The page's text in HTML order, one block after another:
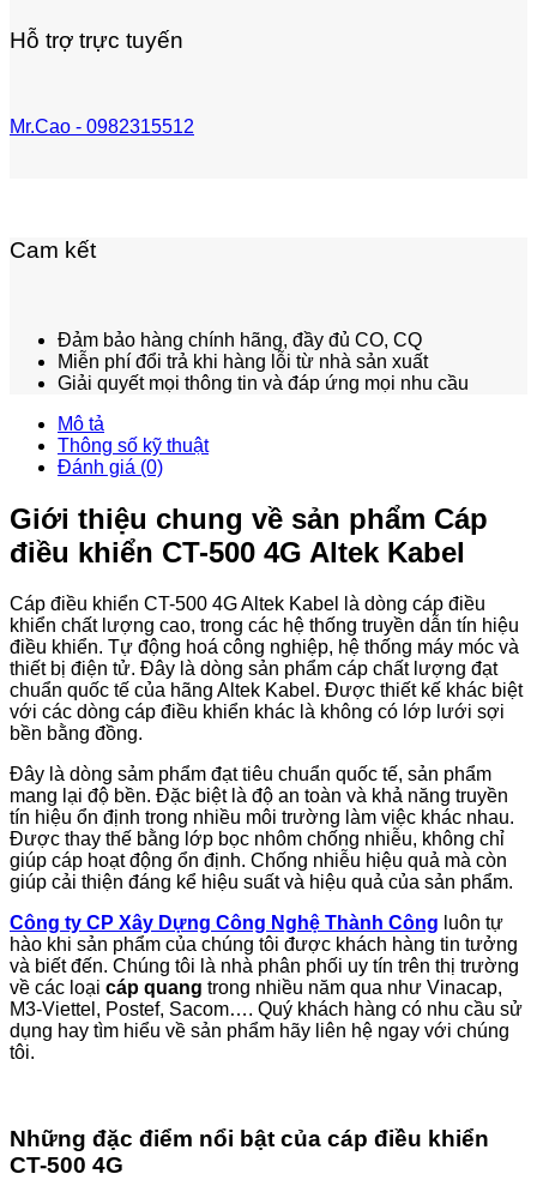
Hỗ trợ trực tuyến
Mr.Cao - 0982315512
Cam kết
Đảm bảo hàng chính hãng, đầy đủ CO, CQ
Miễn phí đổi trả khi hàng lỗi từ nhà sản xuất
Giải quyết mọi thông tin và đáp ứng mọi nhu cầu
Mô tả
Thông số kỹ thuật
Đánh giá (0)
Giới thiệu chung về sản phẩm Cáp
điều khiển CT-500 4G Altek Kabel
Cáp điều khiển CT-500 4G Altek Kabel là dòng cáp điều
khiển chất lượng cao, trong các hệ thống truyền dẫn tín hiệu
điều khiển. Tự động hoá công nghiệp, hệ thống máy móc và
thiết bị điện tử. Đây là dòng sản phẩm cáp chất lượng đạt
chuẩn quốc tế của hãng Altek Kabel. Được thiết kế khác biệt
với các dòng cáp điều khiển khác là không có lớp lưới sợi
bền bằng đồng.
Đây là dòng sảm phẩm đạt tiêu chuẩn quốc tế, sản phẩm
mang lại độ bền. Đặc biệt là độ an toàn và khả năng truyền
tín hiệu ổn định trong nhiều môi trường làm việc khác nhau.
Được thay thế bằng lớp bọc nhôm chống nhiễu, không chỉ
giúp cáp hoạt động ổn định. Chống nhiễu hiệu quả mà còn
giúp cải thiện đáng kể hiệu suất và hiệu quả của sản phẩm.
Công ty CP Xây Dựng Công Nghệ Thành Công luôn tự
hào khi sản phẩm của chúng tôi được khách hàng tin tưởng
và biết đến. Chúng tôi là nhà phân phối uy tín trên thị trường
về các loại cáp quang trong nhiều năm qua như Vinacap,
M3-Viettel, Postef, Sacom…. Quý khách hàng có nhu cầu sử
dụng hay tìm hiểu về sản phẩm hãy liên hệ ngay với chúng
tôi.
Những đặc điểm nổi bật của cáp điều khiển
CT-500 4G